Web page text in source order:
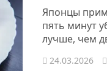
Японцы
пять минут
лучше, чем
24.03.2026